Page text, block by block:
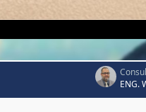
ENG.